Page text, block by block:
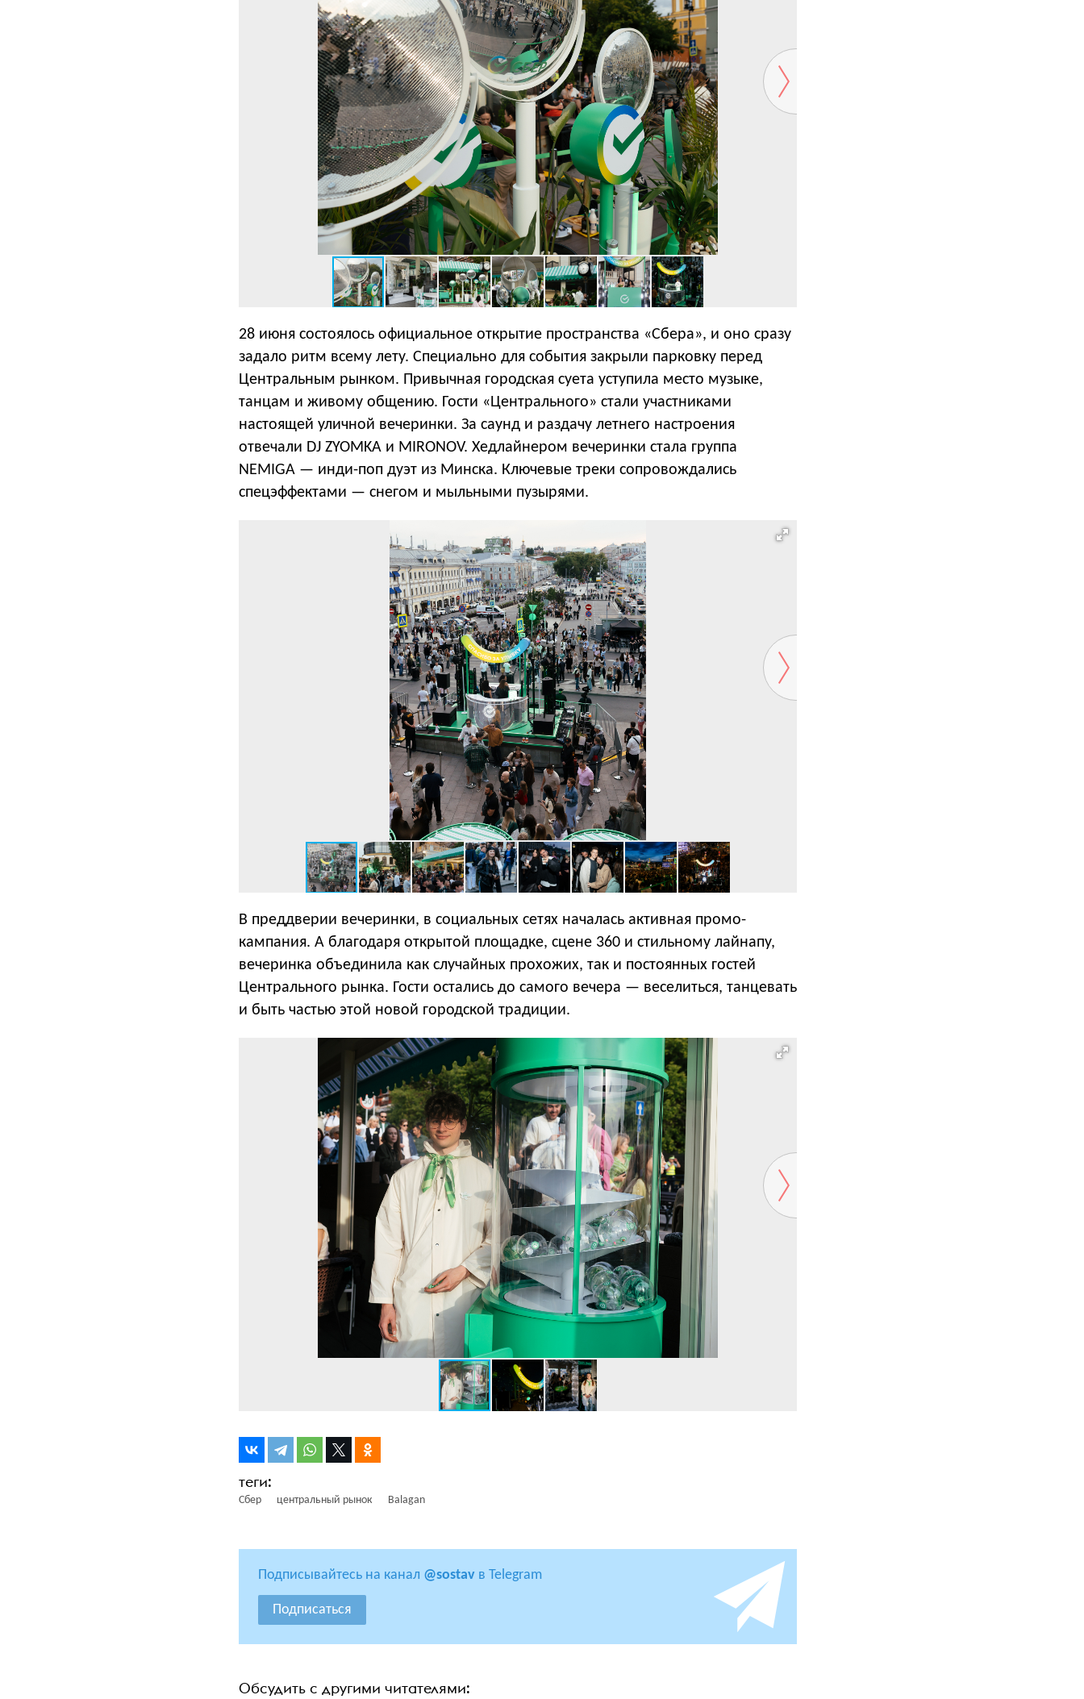
28 июня состоялось официальное открытие пространства «Сбера», и оно сразу
задало ритм всему лету. Специально для события закрыли парковку перед
Центральным рынком. Привычная городская суета уступила место музыке,
танцам и живому общению. Гости «Центрального» стали участниками
настоящей уличной вечеринки. За саунд и раздачу летнего настроения
отвечали DJ ZYOMKA и MIRONOV. Хедлайнером вечеринки стала группа
NEMIGA — инди-поп дуэт из Минска. Ключевые треки сопровождались
спецэффектами — снегом и мыльными пузырями.
В преддверии вечеринки, в социальных сетях началась активная промо-
кампания. А благодаря открытой площадке, сцене 360 и стильному лайнапу,
вечеринка объединила как случайных прохожих, так и постоянных гостей
Центрального рынка. Гости остались до самого вечера — веселиться, танцевать
и быть частью этой новой городской традиции.
Сбер центральный рынок Balagan
Подписывайтесь на канал @sostav в Telegram
Подписаться
Обсудить с другими читателями: